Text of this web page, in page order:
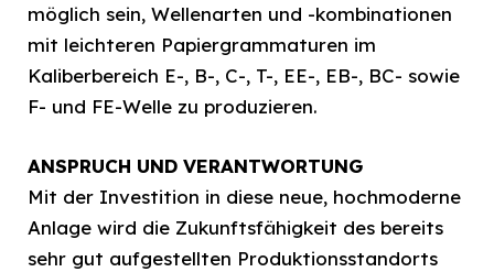
möglich sein, Wellenarten und -kombinationen
mit leichteren Papiergrammaturen im
Kaliberbereich E-, B-, C-, T-, EE-, EB-, BC- sowie
F- und FE-Welle zu produzieren.
ANSPRUCH UND VERANTWORTUNG
Mit der Investition in diese neue, hochmoderne
Anlage wird die Zukunftsfähigkeit des bereits
sehr gut aufgestellten Produktionsstandorts